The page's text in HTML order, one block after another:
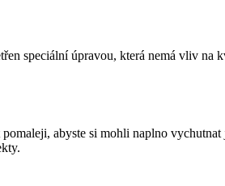
speciální úpravou, která nemá vliv na
abyste si mohli naplno